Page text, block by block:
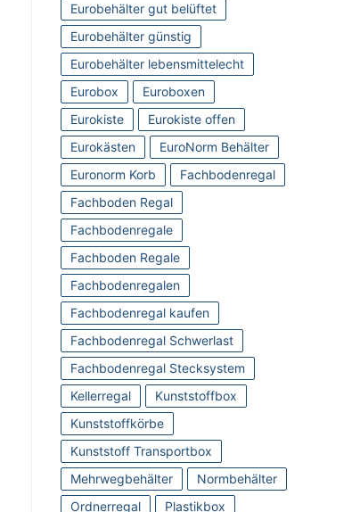
Eurobehälter gut belüftet
Eurobehälter günstig
Eurobehälter lebensmittelecht
Eurobox
Euroboxen
Eurokiste
Eurokiste offen
Eurokästen
EuroNorm Behälter
Euronorm Korb
Fachbodenregal
Fachboden Regal
Fachbodenregale
Fachboden Regale
Fachbodenregalen
Fachbodenregal kaufen
Fachbodenregal Schwerlast
Fachbodenregal Stecksystem
Kellerregal
Kunststoffbox
Kunststoffkörbe
Kunststoff Transportbox
Mehrwegbehälter
Normbehälter
Ordnerregal
Plastikbox